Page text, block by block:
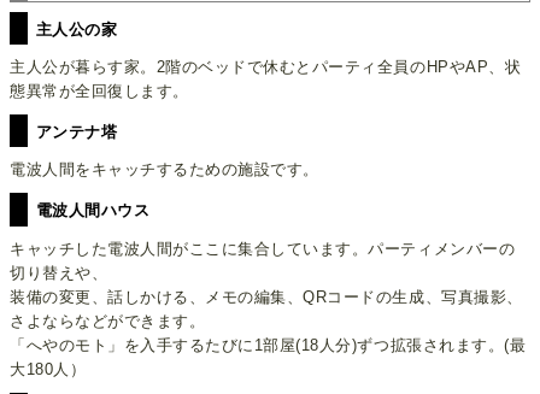
主人公の家
主人公が暮らす家。2階のベッドで休むとパーティ全員のHPやAP、状
態異常が全回復します。
アンテナ塔
電波人間をキャッチするための施設です。
電波人間ハウス
キャッチした電波人間がここに集合しています。パーティメンバーの
切り替えや、
装備の変更、話しかける、メモの編集、QRコードの生成、写真撮影、
さよならなどができます。
「へやのモト」を入手するたびに1部屋(18人分)ずつ拡張されます。(最
大180人）